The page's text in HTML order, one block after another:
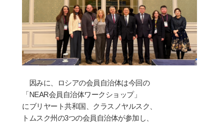
因みに、ロシアの会員自治体は今回の
「 NEAR会員自治体ワークショップ」
にブリヤー ト共和国 、クラスノヤルスク、
トムスク州の3つの会員 自治体が参加し、